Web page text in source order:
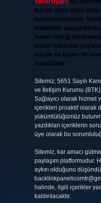
Yasal Uyarı: Bu
kurum veya şahıs
bulunmamaktadır.
makaleler
haber niteliği
kişiler hakkında
kurum ve kişiler ile
tesadüfidir.
Sitemiz, 5651 Sayılı
ve İletişim Kurumu
Sağlayıcı olarak hizmet
içerikleri proaktif olarak
yükümlülüğümüz
yazdıkları içeriklerin
üye olarak bu
Sitemiz, kar amacı
paylaşım platformudur.
aykırı olduğunu
halinde, ilgili içerikler
kaldırılacaktır.